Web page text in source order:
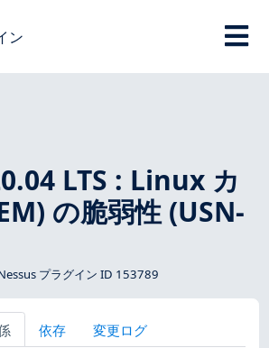
ン
LTS : Linux カ
の脆弱性 (USN-
プラグイン ID 153789
依存 変更ログ